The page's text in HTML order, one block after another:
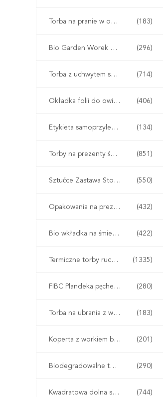
Torba na pranie w opakowaniu odzieży (183)
Bio Garden Worek Grow Bag (296)
Torba z uchwytem shopper Carrier (714)
Okładka folii do owijania rurek (406)
Etykieta samoprzylepna taśmy VOID (134)
Torby na prezenty świąteczne (851)
Sztućce Zastawa Stołowa Zastawa Stołowa (550)
Opakowania na prezenty na żywność (432)
Bio wkładka na śmieci worek na śmieci (422)
Termiczne torby ruchome (1335)
FIBC Plandeka pęcherza (280)
Torba na ubrania z wieszakiem (183)
Koperta z workiem bąbelkowym (201)
Biodegradowalne torby PLA (290)
Kwadratowa dolna saszetka (744)